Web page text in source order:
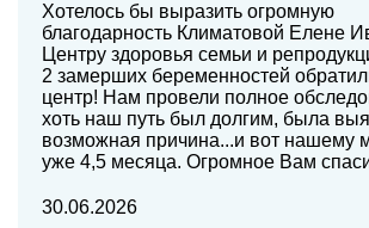
Хотелось бы выразить огромную
благодарность Климатовой Елене
Центру здоровья семьи и
2 замерших беременностей
центр! Нам провели полное
хоть наш путь был долгим, была
возможная причина...и вот нашему
уже 4,5 месяца. Огромное Вам
30.06.2026